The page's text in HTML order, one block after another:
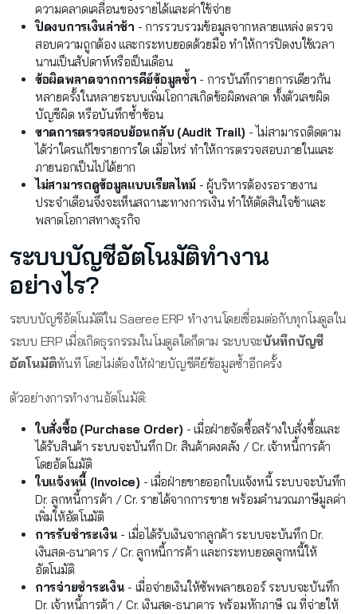
ความคลาดเคลื่อนของรายได้และค่าใช้จ่าย
ปิดงบการเงินล่าช้า - การรวบรวมข้อมูลจากหลายแหล่ง ตรวจ
สอบความถูกต้อง และกระทบยอดด้วยมือ ทำให้การปิดงบใช้เวลา
นานเป็นสัปดาห์หรือเป็นเดือน
ข้อผิดพลาดจากการคีย์ข้อมูลซ้ำ - การบันทึกรายการเดียวกัน
หลายครั้งในหลายระบบเพิ่มโอกาสเกิดข้อผิดพลาด ทั้งตัวเลขผิด
บัญชีผิด หรือบันทึกซ้ำซ้อน
ขาดการตรวจสอบย้อนกลับ (Audit Trail) - ไม่สามารถติดตาม
ได้ว่าใครแก้ไขรายการใด เมื่อไหร่ ทำให้การตรวจสอบภายในและ
ภายนอกเป็นไปได้ยาก
ไม่สามารถดูข้อมูลแบบเรียลไทม์ - ผู้บริหารต้องรอรายงาน
ประจำเดือนจึงจะเห็นสถานะทางการเงิน ทำให้ตัดสินใจช้าและ
พลาดโอกาสทางธุรกิจ
ระบบบัญชีอัตโนมัติทำงาน
อย่างไร?
ระบบบัญชีอัตโนมัติใน Saeree ERP ทำงานโดยเชื่อมต่อกับทุกโมดูลใน
ระบบ ERP เมื่อเกิดธุรกรรมในโมดูลใดก็ตาม ระบบจะบันทึกบัญชี
อัตโนมัติทันที โดยไม่ต้องให้ฝ่ายบัญชีคีย์ข้อมูลซ้ำอีกครั้ง
ตัวอย่างการทำงานอัตโนมัติ:
ใบสั่งซื้อ (Purchase Order) - เมื่อฝ่ายจัดซื้อสร้างใบสั่งซื้อและ
ได้รับสินค้า ระบบจะบันทึก Dr. สินค้าคงคลัง / Cr. เจ้าหนี้การค้า
โดยอัตโนมัติ
ใบแจ้งหนี้ (Invoice) - เมื่อฝ่ายขายออกใบแจ้งหนี้ ระบบจะบันทึก
Dr. ลูกหนี้การค้า / Cr. รายได้จากการขาย พร้อมคำนวณภาษีมูลค่า
เพิ่มให้อัตโนมัติ
การรับชำระเงิน - เมื่อได้รับเงินจากลูกค้า ระบบจะบันทึก Dr.
เงินสด-ธนาคาร / Cr. ลูกหนี้การค้า และกระทบยอดลูกหนี้ให้
อัตโนมัติ
การจ่ายชำระเงิน - เมื่อจ่ายเงินให้ซัพพลายเออร์ ระบบจะบันทึก
Dr. เจ้าหนี้การค้า / Cr. เงินสด-ธนาคาร พร้อมหักภาษี ณ ที่จ่ายให้